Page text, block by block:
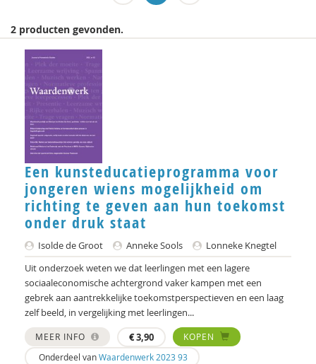
Tineke Abma
Frank Adloff
Marian Adriaansen
Jyotsna Agnihotri Gupta
Hans Alma
Carlos Alvarez Pereira
Christa Anbeek
Daan Andriessen
Koen Arts
Jan Baars
Dieuwertje Bakker
2 producten gevonden.
Een kunsteducatieprogramma voor
jongeren wiens mogelijkheid om
richting te geven aan hun toekomst
onder druk staat
Isolde de Groot Anneke Sools
Lonneke Knegtel
Uit onderzoek weten we dat leerlingen met een lagere
sociaaleconomische achtergrond vaker kampen met een
gebrek aan aantrekkelijke toekomstperspectieven en een laag
zelf beeld, in vergelijking met leerlingen...
MEER INFO €3,90
KOPEN
Onderdeel vanWaardenwerk 2023 93